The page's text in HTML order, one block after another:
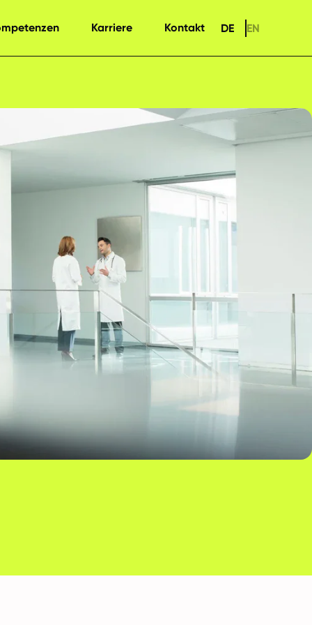
Karriere Kontakt DE EN